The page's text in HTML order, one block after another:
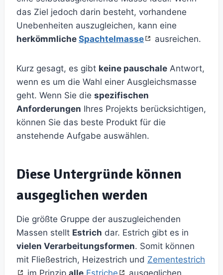
das Ziel jedoch darin besteht, vorhandene
Unebenheiten auszugleichen, kann eine
herkömmliche Spachtelmasse ausreichen.
Kurz gesagt, es gibt keine pauschale Antwort,
wenn es um die Wahl einer Ausgleichsmasse
geht. Wenn Sie die spezifischen
Anforderungen Ihres Projekts berücksichtigen,
können Sie das beste Produkt für die
anstehende Aufgabe auswählen.
Diese Untergründe können
ausgeglichen werden
Die größte Gruppe der auszugleichenden
Massen stellt Estrich dar. Estrich gibt es in
vielen Verarbeitungsformen. Somit können
mit Fließestrich, Heizestrich und Zementestrich